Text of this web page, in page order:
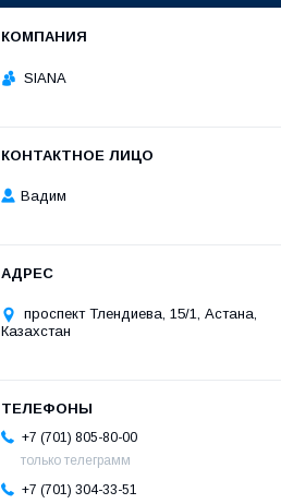
SIANA
Вадим
проспект Тлендиева, 15/1, Астана,
Казахстан
+7 (701) 805-80-00
только телеграмм
+7 (701) 304-33-51